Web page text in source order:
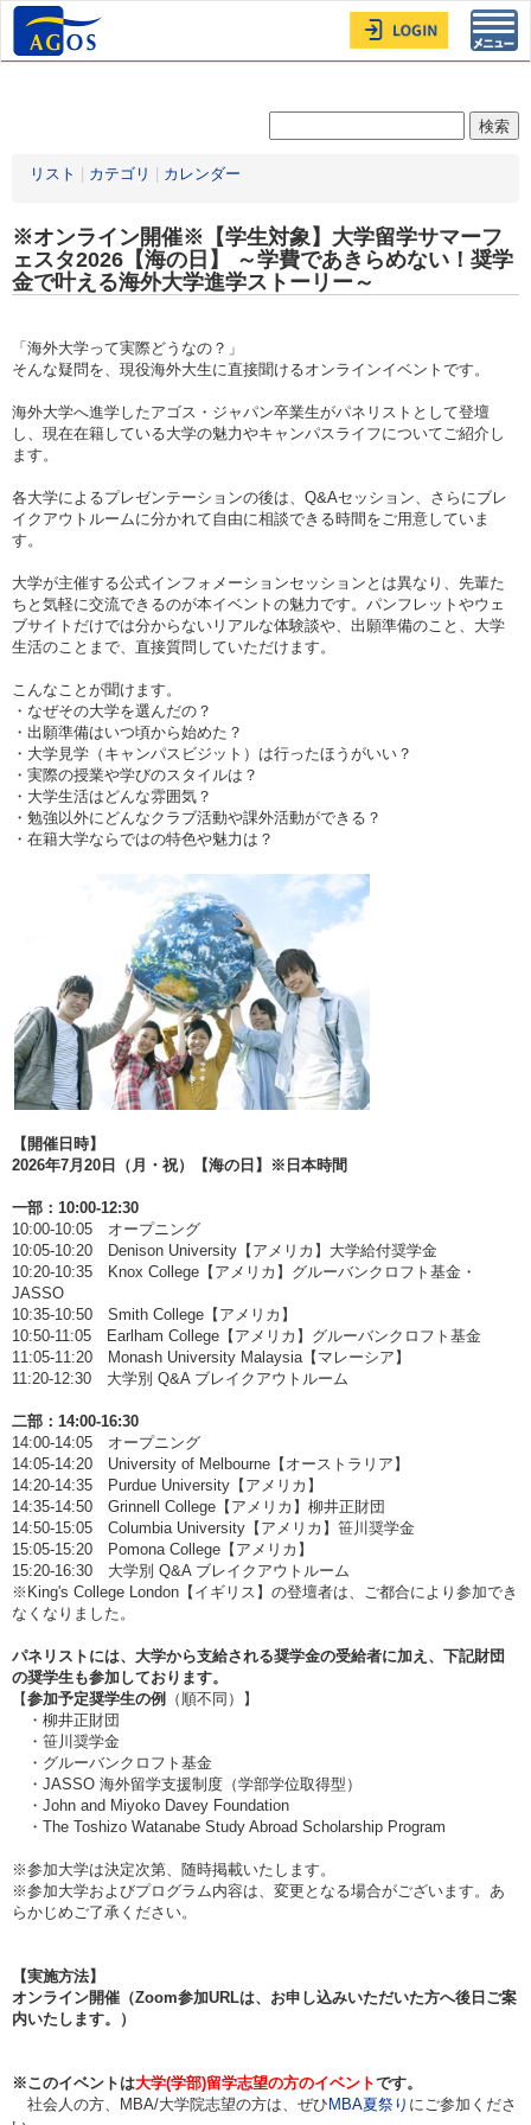
リスト カテゴリ カレンダー
※オンライン開催※【学生対象】大学留学サマーフ
ェスタ2026【海の日】 ～学費であきらめない！奨学
金で叶える海外大学進学ストーリー～
「海外大学って実際どうなの？」
そんな疑問を、現役海外大生に直接聞けるオンラインイベントです。
海外大学へ進学したアゴス・ジャパン卒業生がパネリストとして登壇
し、現在在籍している大学の魅力やキャンパスライフについてご紹介し
ます。
各大学によるプレゼンテーションの後は、Q&Aセッション、さらにブレ
イクアウトルームに分かれて自由に相談できる時間をご用意していま
す。
大学が主催する公式インフォメーションセッションとは異なり、先輩た
ちと気軽に交流できるのが本イベントの魅力です。パンフレットやウェ
ブサイトだけでは分からないリアルな体験談や、出願準備のこと、大学
生活のことまで、直接質問していただけます。
こんなことが聞けます。
・なぜその大学を選んだの？
・出願準備はいつ頃から始めた？
・大学見学（キャンパスビジット）は行ったほうがいい？
・実際の授業や学びのスタイルは？
・大学生活はどんな雰囲気？
・勉強以外にどんなクラブ活動や課外活動ができる？
・在籍大学ならではの特色や魅力は？
【開催日時】
2026年7月20日（月・祝）【海の日】※日本時間
一部：10:00-12:30
10:00-10:05 オープニング
10:05-10:20 Denison University【アメリカ】大学給付奨学金
10:20-10:35 Knox College【アメリカ】グルーバンクロフト基金・
JASSO
10:35-10:50 Smith College【アメリカ】
10:50-11:05 Earlham College【アメリカ】グルーバンクロフト基金
11:05-11:20 Monash University Malaysia【マレーシア】
11:20-12:30 大学別 Q&A ブレイクアウトルーム
二部：14:00-16:30
14:00-14:05 オープニング
14:05-14:20 University of Melbourne【オーストラリア】
14:20-14:35 Purdue University【アメリカ】
14:35-14:50 Grinnell College【アメリカ】柳井正財団
14:50-15:05 Columbia University【アメリカ】笹川奨学金
15:05-15:20 Pomona College【アメリカ】
15:20-16:30 大学別 Q&A ブレイクアウトルーム
※King's College London【イギリス】の登壇者は、ご都合により参加でき
なくなりました。
パネリストには、大学から支給される奨学金の受給者に加え、下記財団
の奨学生も参加しております。
【参加予定奨学生の例
（順不同）】
・柳井正財団
・笹川奨学金
・グルーバンクロフト基金
・JASSO 海外留学支援制度（学部学位取得型）
・John and Miyoko Davey Foundation
・The Toshizo Watanabe​ Study Abroad Scholarship Program
※参加大学は決定次第、随時掲載いたします。
※参加大学およびプログラム内容は、変更となる場合がございます。あ
らかじめご了承ください。
【実施方法】
オンライン開催（Zoom参加URLは、お申し込みいただいた方へ後日ご案
内いたします。）
※このイベントは大学(学部)留学志望の方のイベントです。
社会人の方、MBA/大学院志望の方は、ぜひ MBA夏祭り にご参加くださ